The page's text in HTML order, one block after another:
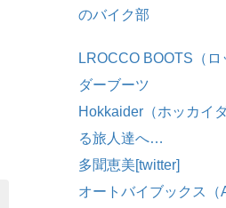
のバイク部
LROCCO BOOTS（
ダーブーツ
Hokkaider（ホッカイ
る旅人達へ…
多聞恵美[twitter]
オートバイブックス